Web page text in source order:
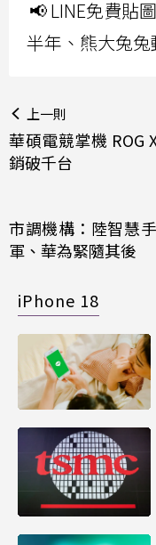
📢 LINE免費貼
半年、熊大兔兔
上一則
華碩電競掌機 ROG
銷破千台
市調機構：陸智慧
軍、華為緊隨其後
iPhone 18